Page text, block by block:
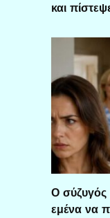
και
Ο
εμένα να